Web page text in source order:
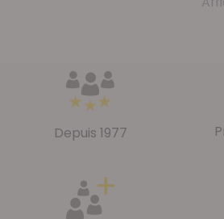
Depuis 1977